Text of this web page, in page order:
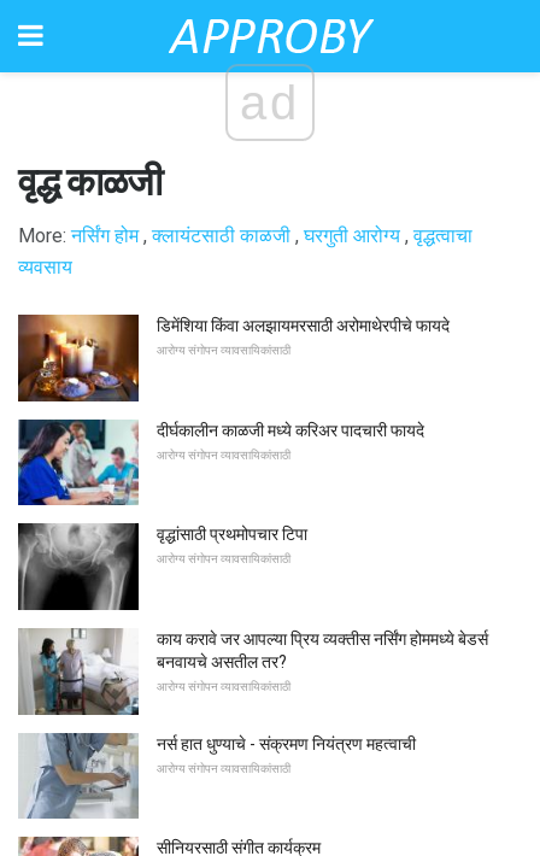
ad
वृद्ध काळजी
More:नर्सिंग होम,क्लायंटसाठी काळजी ,घरगुती आरोग्य ,वृद्धत्वाचा
व्यवसाय
डिमेंशिया किंवा अलझायमरसाठी अरोमाथेरपीचे फायदे
आरोग्य संगोपन व्यावसायिकांसाठी
दीर्घकालीन काळजी मध्ये करिअर पादचारी फायदे
आरोग्य संगोपन व्यावसायिकांसाठी
वृद्धांसाठी प्रथमोपचार टिपा
आरोग्य संगोपन व्यावसायिकांसाठी
काय करावे जर आपल्या प्रिय व्यक्तीस नर्सिंग होममध्ये बेडर्स
बनवायचे असतील तर?
आरोग्य संगोपन व्यावसायिकांसाठी
नर्स हात धुण्याचे - संक्रमण नियंत्रण महत्वाची
आरोग्य संगोपन व्यावसायिकांसाठी
सीनियरसाठी संगीत कार्यक्रम